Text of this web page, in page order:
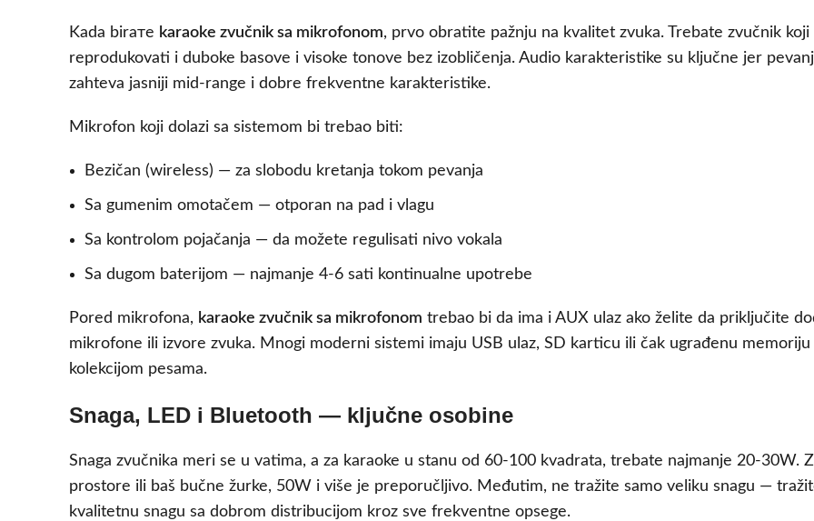
Kada birате karaoke zvučnik sa mikrofonom, prvo obratite pažnju na kvalitet zvuka. Trebate zvučnik koji
reprodukovati i duboke basove i visoke tonove bez izobličenja. Audio karakteristike su ključne jer
zahteva jasniji mid-range i dobre frekventne karakteristike.
Mikrofon koji dolazi sa sistemom bi trebao biti:
Bezičan (wireless) — za slobodu kretanja tokom pevanja
Sa gumenim omotačem — otporan na pad i vlagu
Sa kontrolom pojačanja — da možete regulisati nivo vokala
Sa dugom baterijom — najmanje 4-6 sati kontinualne upotrebe
Pored mikrofona, karaoke zvučnik sa mikrofonom trebao bi da ima i AUX ulaz ako želite da priključite
mikrofone ili izvore zvuka. Mnogi moderni sistemi imaju USB ulaz, SD karticu ili čak ugrađenu memoriju
kolekcijom pesama.
Snaga, LED i Bluetooth — ključne osobine
Snaga zvučnika meri se u vatima, a za karaoke u stanu od 60-100 kvadrata, trebate najmanje 20-30W.
prostore ili baš bučne žurke, 50W i više je preporučljivo. Međutim, ne tražite samo veliku snagu —
kvalitetnu snagu sa dobrom distribucijom kroz sve frekventne opsege.